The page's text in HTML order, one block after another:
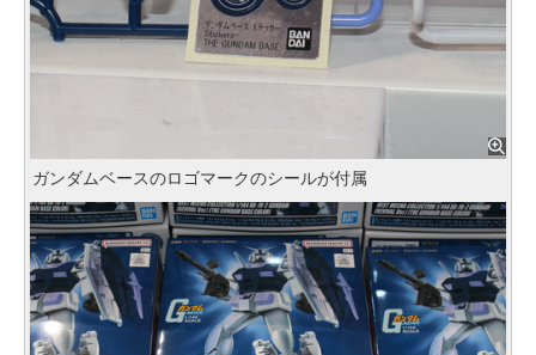
ガンダムベースのロゴマークのシールが付属